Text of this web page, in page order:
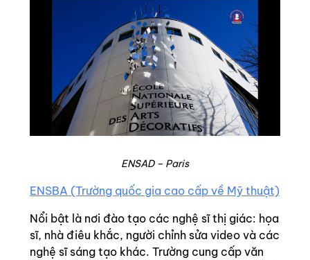
ENSAD – Paris
ENSBA (Trường quốc gia cao cấp về Mỹ thuật)
Nổi bật là nơi đào tạo các nghệ sĩ thị giác: họa
sĩ, nhà điêu khắc, người chỉnh sửa video và các
nghệ sĩ sáng tạo khác. Trường cung cấp văn